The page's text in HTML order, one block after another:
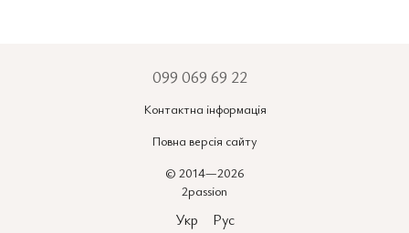
099 069 69 22
Контактна інформація
Повна версія сайту
© 2014—2026
2passion
Укр Рус